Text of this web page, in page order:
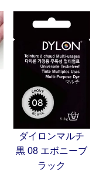
ダイロンマルチ
黒 08 エボニーブ
ラック